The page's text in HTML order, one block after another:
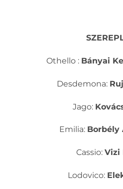
Othello : Bányai
Desdemona:
Jago:
Emilia: Borbély
Cassio: Vizi
Lodovico: